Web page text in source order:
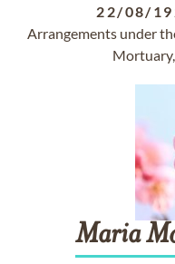
22/08/
Arrangements under
Maria